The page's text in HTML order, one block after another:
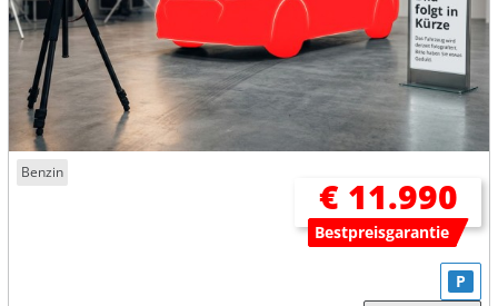
Benzin
€ 11.990
Bestpreisgarantie
P